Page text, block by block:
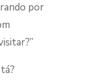
por